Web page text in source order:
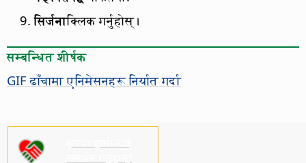
सिर्जनाक्लिक गर्नुहोस्।
सम्बन्धित शीर्षक
GIF ढाँचामा एनिमेसनहरू निर्यात गर्दा